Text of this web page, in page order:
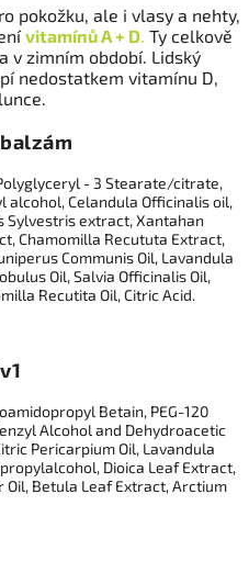
pokožku, ale i vlasy a nehty,
vitamínů A + D. Ty celkově
v zimním období. Lidský
nedostatkem vitamínu D,
- 3 Stearate/citrate,
alcohol, Celandula Officinalis oil,
Sylvestris extract, Xantahan
Chamomilla Recututa Extract,
Communis Oil, Lavandula
Oil, Salvia Officinalis Oil,
Recutita Oil, Citric Acid.
Betain, PEG-120
Alcohol and Dehydroacetic
Pericarpium Oil, Lavandula
Dioica Leaf Extract,
Betula Leaf Extract, Arctium